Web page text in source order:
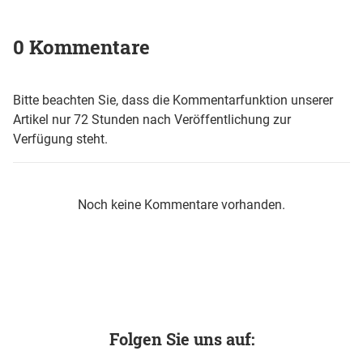
0 Kommentare
Bitte beachten Sie, dass die Kommentarfunktion unserer
Artikel nur 72 Stunden nach Veröffentlichung zur
Verfügung steht.
Noch keine Kommentare vorhanden.
Folgen Sie uns auf: